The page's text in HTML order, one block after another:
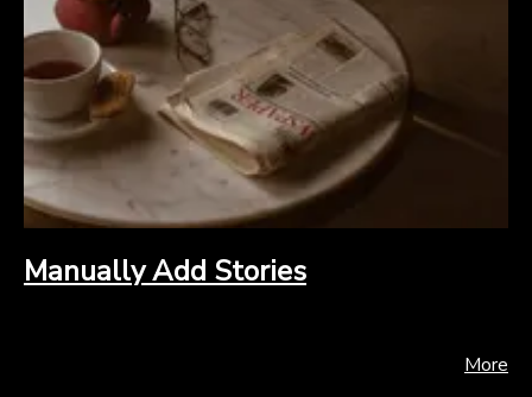
Manually Add Stories
More